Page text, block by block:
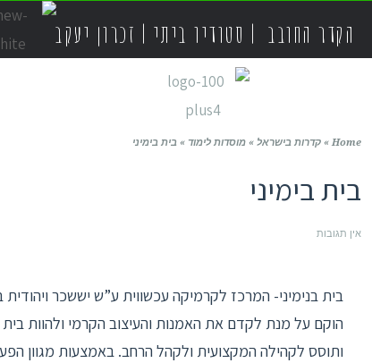
הקדר החובב | סטודיו ביתי | זכרון יעקב
Home
» קדרות בישראל » מוסדות לימוד » בית בימיני
בית בימיני
אין תגובות
בית בנימיני- המרכז לקרמיקה עכשווית ע”ש יששכר ויהודית
הוקם על מנת לקדם את האמנות והעיצוב הקרמי ולהוות
ותוסס לקהילה המקצועית ולקהל הרחב. באמצעות מגוון